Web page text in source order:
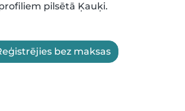
pilsētā Ķauķi.
bez maksas